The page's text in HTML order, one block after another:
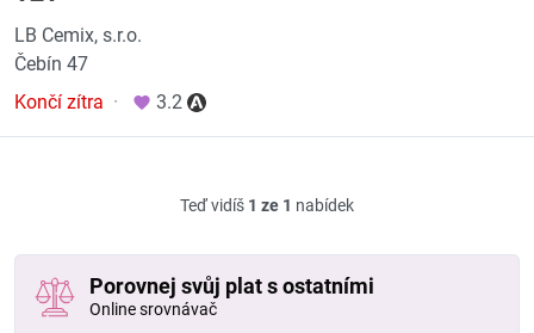
LB Cemix, s.r.o.
Čebín 47
Končí zítra · 3.2
Teď vidíš 1 ze 1 nabídek
Porovnej svůj plat s ostatními
Online srovnávač